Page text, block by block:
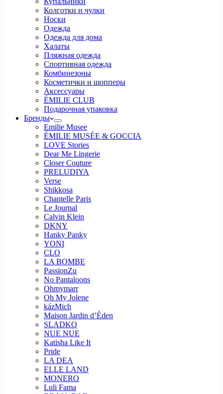
Колготки и чулки
Носки
Одежда
Одежда для дома
Халаты
Пляжная одежда
Спортивная одежда
Комбинезоны
Косметички и шопперы
Аксессуары
ÉMILIE CLUB
Подарочная упаковка
Бренды
Emilie Musee
ÉMILIE MUSÉE & GOCCIA
LOVE Stories
Dear Me Lingerie
Closer Couture
PRELUDIYA
Verse
Shikkosa
Chantelle Paris
Le Journal
Calvin Klein
DKNY
Hanky Panky
YONI
CLO
LA BOMBE
PassionZu
No Pantaloons
Ohmymarr
Oh My Jolene
kázMich
Maison Jardin d’Éden
SLADKO
NUE NUE
Katisha Like It
Pride
LA DEA
ELLE LAND
MONERO
Luli Fama